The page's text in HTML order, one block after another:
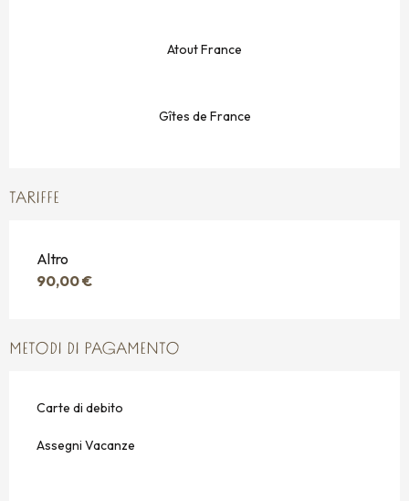
Atout France
Gîtes de France
TARIFFE
Altro
90,00 €
METODI DI PAGAMENTO
Carte di debito
Assegni Vacanze